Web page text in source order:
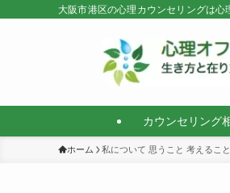
大阪市港区の心理カウンセリングは心
カウンセリング
ホーム 私について 思うこと 考えること